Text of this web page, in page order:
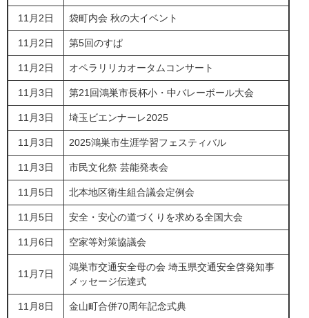
11月2日 袋町内会 秋の大イベント
11月2日 第5回のすぱ
11月2日 オペラリリカオータムコンサート
11月3日 第21回鴻巣市長杯小・中バレーボール大会
11月3日 埼玉ビエンナーレ2025
11月3日 2025鴻巣市生涯学習フェスティバル
11月3日 市民文化祭 芸能発表会
11月5日 北本地区衛生組合議会定例会
11月5日 安全・安心の道づくりを求める全国大会
11月6日 空家等対策協議会
11月7日
鴻巣市交通安全母の会 埼玉県交通安全啓発知事
メッセージ伝達式
11月8日 金山町合併70周年記念式典